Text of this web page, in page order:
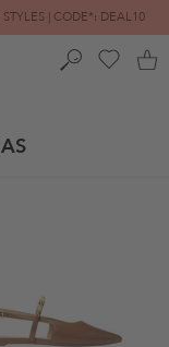
| CODE*: DEAL10